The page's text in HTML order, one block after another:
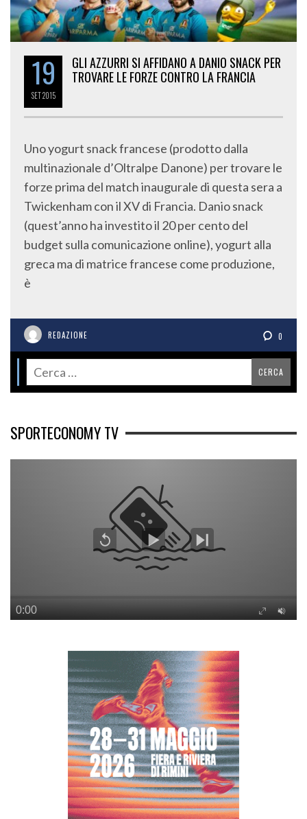
19
SET2015
GLI AZZURRI SI AFFIDANO A DANIO SNACK PER
TROVARE LE FORZE CONTRO LA FRANCIA
Uno yogurt snack francese (prodotto dalla
multinazionale d’Oltralpe Danone) per trovare le
forze prima del match inaugurale di questa sera a
Twickenham con il XV di Francia. Danio snack
(quest’anno ha investito il 20 per cento del
budget sulla comunicazione online), yogurt alla
greca ma di matrice francese come produzione,
è
REDAZIONE 0
SPORTECONOMY TV